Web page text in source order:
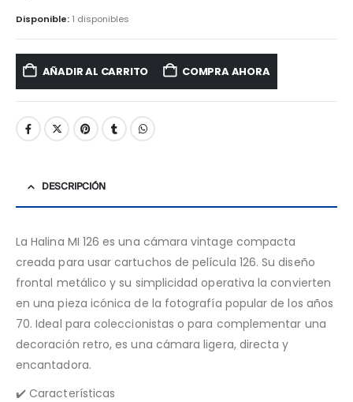
Disponible: 1 disponibles
AÑADIR AL CARRITO COMPRA AHORA
DESCRIPCIÓN
La Halina MI 126 es una cámara vintage compacta
creada para usar cartuchos de película 126. Su diseño
frontal metálico y su simplicidad operativa la convierten
en una pieza icónica de la fotografía popular de los años
70. Ideal para coleccionistas o para complementar una
decoración retro, es una cámara ligera, directa y
encantadora.
✔️ Características